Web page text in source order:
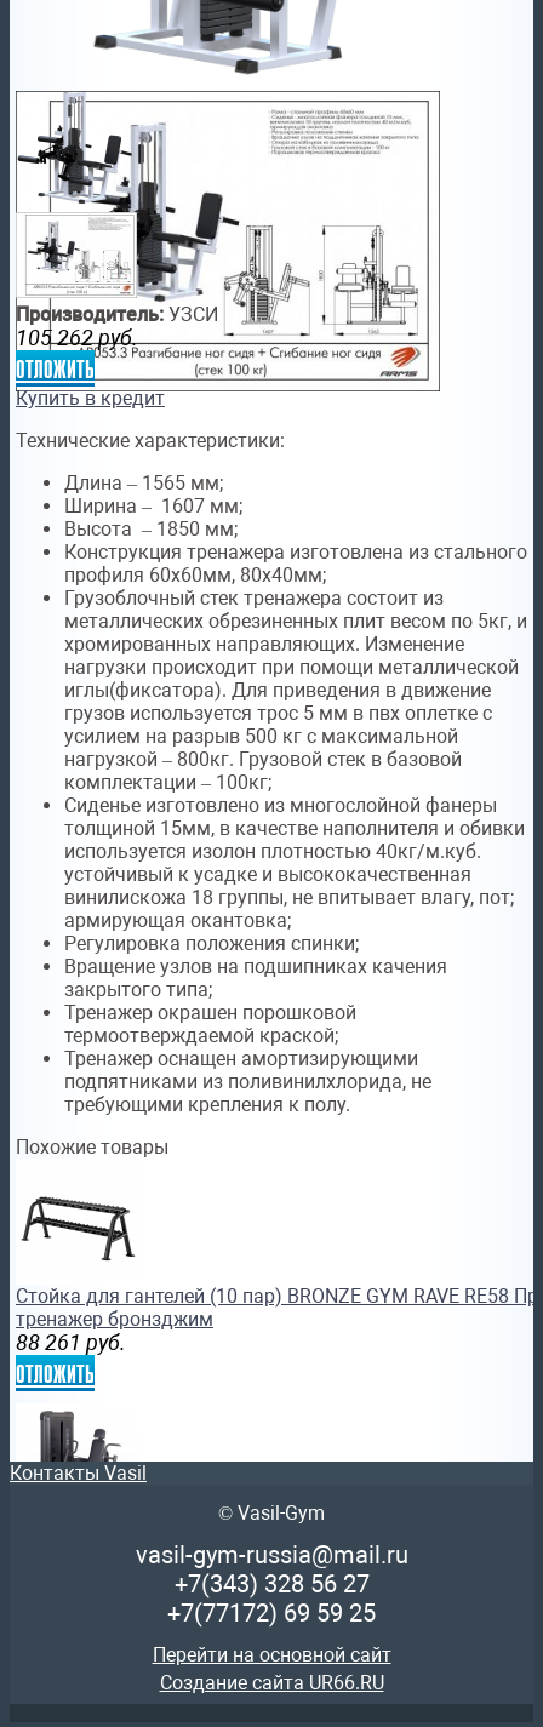
Производитель: УЗСИ
105 262 руб.
отложить
Купить в кредит
Технические характеристики:
Длина – 1565 мм;
Ширина – 1607 мм;
Высота – 1850 мм;
Конструкция тренажера изготовлена из стального
профиля 60х60мм, 80х40мм;
Грузоблочный стек тренажера состоит из
металлических обрезиненных плит весом по 5кг, и
хромированных направляющих. Изменение
нагрузки происходит при помощи металлической
иглы(фиксатора). Для приведения в движение
грузов используется трос 5 мм в пвх оплетке с
усилием на разрыв 500 кг с максимальной
нагрузкой – 800кг. Грузовой стек в базовой
комплектации – 100кг;
Сиденье изготовлено из многослойной фанеры
толщиной 15мм, в качестве наполнителя и обивки
используется изолон плотностью 40кг/м.куб.
устойчивый к усадке и высококачественная
винилискожа 18 группы, не впитывает влагу, пот;
армирующая окантовка;
Регулировка положения спинки;
Вращение узлов на подшипниках качения
закрытого типа;
Тренажер окрашен порошковой
термоотверждаемой краской;
Тренажер оснащен амортизирующими
подпятниками из поливинилхлорида, не
требующими крепления к полу.
Похожие товары
Стойка для гантелей (10 пар) BRONZE GYM RAVE RE58
тренажер бронзджим
88 261 руб.
отложить
Грудной жим Protrain CPB101-96 тренажер силовой
Контакты Vasil
© Vasil-Gym
vasil-gym-russia@mail.ru
+7(343) 328 56 27
+7(77172) 69 59 25
Перейти на основной сайт
Создание сайта UR66.RU